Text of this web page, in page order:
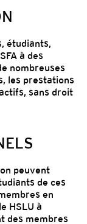
étudiants,
à des
nombreuses
les prestations
sans droit
peuvent
de ces
en
HSLU à
des membres